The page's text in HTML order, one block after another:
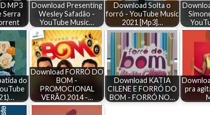
MP3
Serra
Download Presenting
Wesley Safadão -
YouTube Music…
Download Solta o
forró - YouTube Music
2021 [Mp3]…
do
Download FORRÓ DO
BOM -
PROMOCIONAL
VERÃO 2014 -…
Download KATIA
CILENE E FORRÓ DO
BOM - FORRÓ NO…
pra